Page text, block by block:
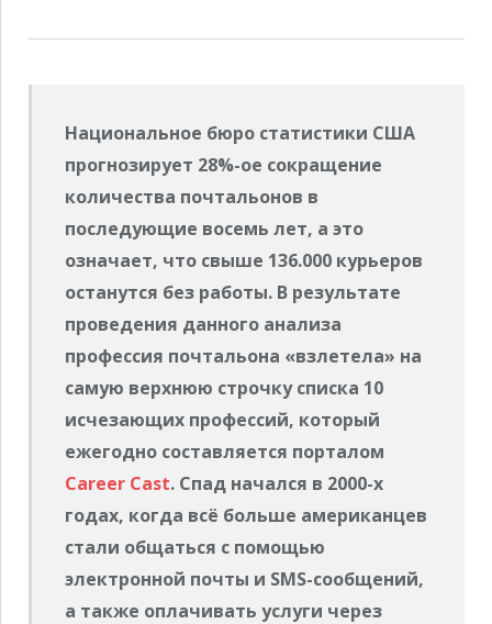
Национальное бюро статистики США
прогнозирует 28%-ое сокращение
количества почтальонов в
последующие восемь лет, а это
означает, что свыше 136.000 курьеров
останутся без работы. В результате
проведения данного анализа
профессия почтальона «взлетела» на
самую верхнюю строчку списка 10
исчезающих профессий, который
ежегодно составляется порталом
Career Cast. Спад начался в 2000-х
годах, когда всё больше американцев
стали общаться с помощью
электронной почты и SMS-сообщений,
а также оплачивать услуги через